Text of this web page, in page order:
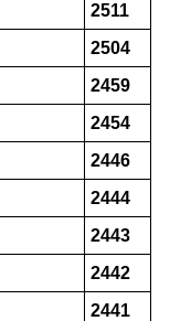
2511
2504
2459
2454
2446
2444
2443
2442
2441